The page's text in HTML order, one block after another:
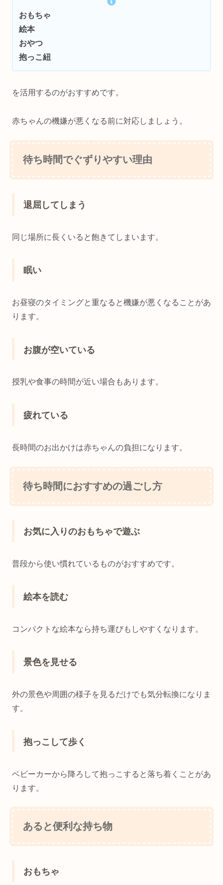
おもちゃ
絵本
おやつ
抱っこ紐
を活用するのがおすすめです。
赤ちゃんの機嫌が悪くなる前に対応しましょう。
待ち時間でぐずりやすい理由
退屈してしまう
同じ場所に長くいると飽きてしまいます。
眠い
お昼寝のタイミングと重なると機嫌が悪くなることがあ
ります。
お腹が空いている
授乳や食事の時間が近い場合もあります。
疲れている
長時間のお出かけは赤ちゃんの負担になります。
待ち時間におすすめの過ごし方
お気に入りのおもちゃで遊ぶ
普段から使い慣れているものがおすすめです。
絵本を読む
コンパクトな絵本なら持ち運びもしやすくなります。
景色を見せる
外の景色や周囲の様子を見るだけでも気分転換になりま
す。
抱っこして歩く
ベビーカーから降ろして抱っこすると落ち着くことがあ
ります。
あると便利な持ち物
おもちゃ